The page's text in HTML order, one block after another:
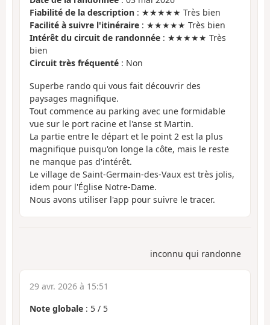
Fiabilité de la description : ★★★★★ Très bien
Facilité à suivre l'itinéraire : ★★★★★ Très bien
Intérêt du circuit de randonnée : ★★★★★ Très
bien
Circuit très fréquenté : Non
Superbe rando qui vous fait découvrir des
paysages magnifique.
Tout commence au parking avec une formidable
vue sur le port racine et l'anse st Martin.
La partie entre le départ et le point 2 est la plus
magnifique puisqu'on longe la côte, mais le reste
ne manque pas d'intérêt.
Le village de Saint-Germain-des-Vaux est très jolis,
idem pour l'Église Notre-Dame.
Nous avons utiliser l'app pour suivre le tracer.
inconnu qui randonne
29 avr. 2026 à 15:51
Note globale : 5 / 5